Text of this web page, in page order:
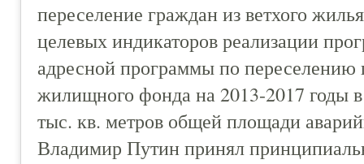
переселение граждан из ветхого
целевых индикаторов реализации
адресной программы по переселению
жилищного фонда на 2013-2017 годы
тыс. кв. метров общей площади
Владимир Путин принял